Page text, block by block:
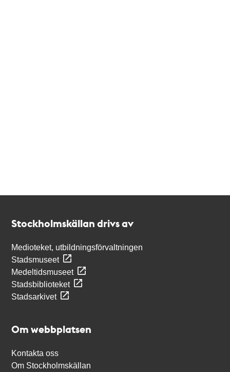
Stockholmskällan drivs av
Medioteket, utbildningsförvaltningen
Stadsmuseet
Medeltidsmuseet
Stadsbiblioteket
Stadsarkivet
Om webbplatsen
Kontakta oss
Om Stockholmskällan